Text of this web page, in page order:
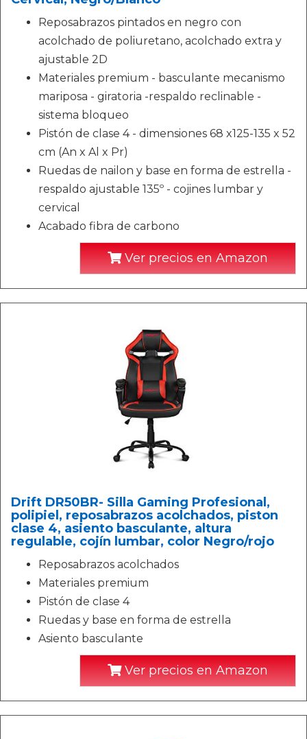
Reposabrazos pintados en negro con
acolchado de poliuretano, acolchado extra y
ajustable 2D
Materiales premium - basculante mecanismo
mariposa - giratoria -respaldo reclinable -
sistema bloqueo
Pistón de clase 4 - dimensiones 68 x125-135 x 52
cm (An x Al x Pr)
Ruedas de nailon y base en forma de estrella -
respaldo ajustable 135º - cojines lumbar y
cervical
Acabado fibra de carbono
Ver precios en Amazon
Drift DR50BR- Silla Gaming Profesional,
polipiel, reposabrazos acolchados, piston
clase 4, asiento basculante, altura
regulable, cojín lumbar, color Negro/rojo
Reposabrazos acolchados
Materiales premium
Pistón de clase 4
Ruedas y base en forma de estrella
Asiento basculante
Ver precios en Amazon